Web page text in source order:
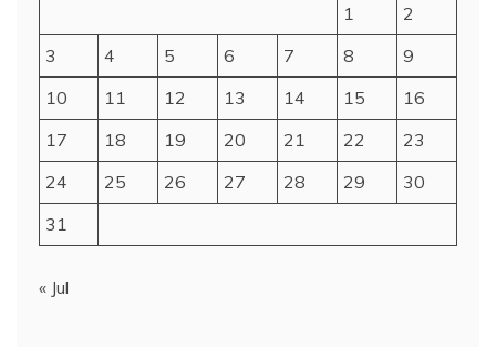
1
2
3
4 5 6 7 8
9
10
11 12 13 14 15
16
17
18 19 20 21 22
23
24
25 26 27 28 29
30
31
« Jul